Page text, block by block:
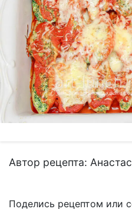
Автор рецепта:
Поделись рецептом или